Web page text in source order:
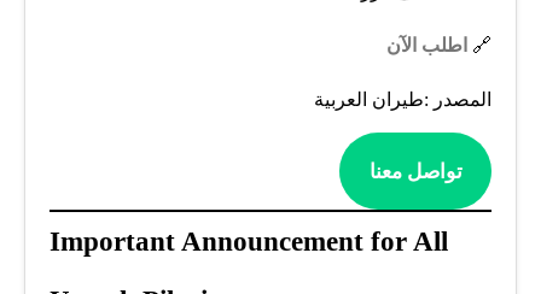
🔗 اطلب الآن
المصدر :طيران العربية
تواصل معنا
Important Announcement for All